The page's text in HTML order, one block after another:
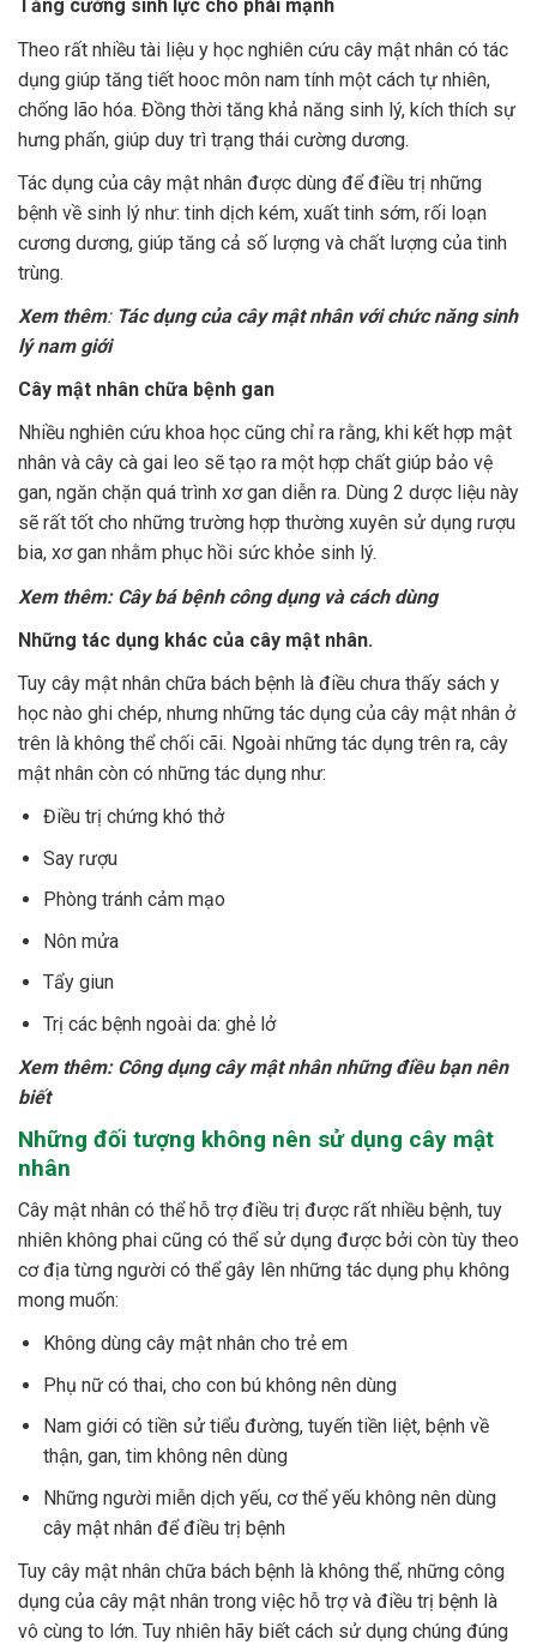
Tăng cường sinh lực cho phái mạnh
Theo rất nhiều tài liệu y học nghiên cứu cây mật nhân có tác
dụng giúp tăng tiết hooc môn nam tính một cách tự nhiên,
chống lão hóa. Đồng thời tăng khả năng sinh lý, kích thích sự
hưng phấn, giúp duy trì trạng thái cường dương.
Tác dụng của cây mật nhân được dùng để điều trị những
bệnh về sinh lý như: tinh dịch kém, xuất tinh sớm, rối loạn
cương dương, giúp tăng cả số lượng và chất lượng của tinh
trùng.
Xem thêm: Tác dụng của cây mật nhân với chức năng sinh
lý nam giới
Cây mật nhân chữa bệnh gan
Nhiều nghiên cứu khoa học cũng chỉ ra rằng, khi kết hợp mật
nhân và cây cà gai leo sẽ tạo ra một hợp chất giúp bảo vệ
gan, ngăn chặn quá trình xơ gan diễn ra. Dùng 2 dược liệu này
sẽ rất tốt cho những trường hợp thường xuyên sử dụng rượu
bia, xơ gan nhằm phục hồi sức khỏe sinh lý.
Xem thêm: Cây bá bệnh công dụng và cách dùng
Những tác dụng khác của cây mật nhân.
Tuy cây mật nhân chữa bách bệnh là điều chưa thấy sách y
học nào ghi chép, nhưng những tác dụng của cây mật nhân ở
trên là không thể chối cãi. Ngoài những tác dụng trên ra, cây
mật nhân còn có những tác dụng như:
Điều trị chứng khó thở
Say rượu
Phòng tránh cảm mạo
Nôn mửa
Tẩy giun
Trị các bệnh ngoài da: ghẻ lở
Xem thêm: Công dụng cây mật nhân những điều bạn nên
biết
Những đối tượng không nên sử dụng cây mật
nhân
Cây mật nhân có thể hỗ trợ điều trị được rất nhiều bệnh, tuy
nhiên không phai cũng có thể sử dụng được bởi còn tùy theo
cơ địa từng người có thể gây lên những tác dụng phụ không
mong muốn:
Không dùng cây mật nhân cho trẻ em
Phụ nữ có thai, cho con bú không nên dùng
Nam giới có tiền sử tiểu đường, tuyến tiền liệt, bệnh về
thận, gan, tim không nên dùng
Những người miễn dịch yếu, cơ thể yếu không nên dùng
cây mật nhân để điều trị bệnh
Tuy cây mật nhân chữa bách bệnh là không thể, những công
dụng của cây mật nhân trong việc hỗ trợ và điều trị bệnh là
vô cùng to lớn. Tuy nhiên hãy biết cách sử dụng chúng đúng